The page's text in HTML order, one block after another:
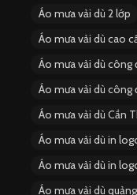
Áo mưa vải dù 2 lớp
Áo mưa vải dù cao
Áo mưa vải dù công
Áo mưa vải dù công
Áo mưa vải dù Cần
Áo mưa vải dù in
Áo mưa vải dù in
Áo mưa vải dù